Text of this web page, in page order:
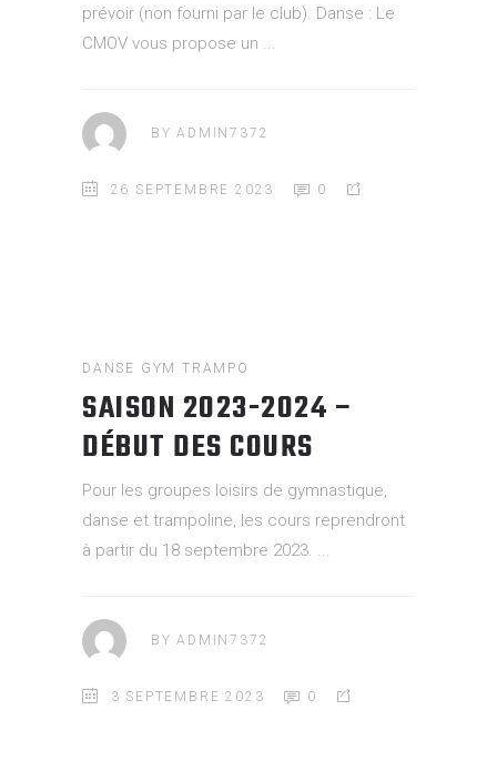
prévoir (non fourni par le club). Danse : Le
CMOV vous propose un
BYADMIN7372
26 SEPTEMBRE 2023 0
DANSE GYM TRAMPO
SAISON 2023-2024 –
DÉBUT DES COURS
Pour les groupes loisirs de gymnastique,
danse et trampoline, les cours reprendront
à partir du 18 septembre 2023.
BYADMIN7372
3 SEPTEMBRE 2023 0